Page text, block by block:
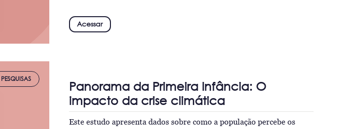
Acessar
PESQUISAS
Panorama da Primeira Infância: O
impacto da crise climática
Este estudo apresenta dados sobre como a população percebe os